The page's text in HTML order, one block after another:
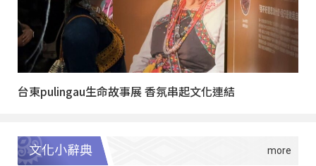
台東pulingau生命故事展 香氛串起文化連結
文化小辭典